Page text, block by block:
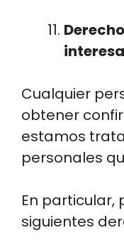
Cualquier
obtener
estamos
personales
En particular,
siguientes